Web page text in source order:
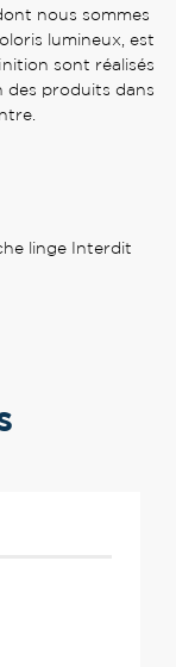
nous sommes
lumineux, est
sont réalisés
des produits dans
linge Interdit